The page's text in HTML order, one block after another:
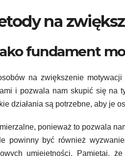
na
fundament
na zwiększenie
i pozwala nam skupić się na
działania są potrzebne, aby je
ponieważ to pozwala
powinny być również
umiejętności. Pamiętaj,